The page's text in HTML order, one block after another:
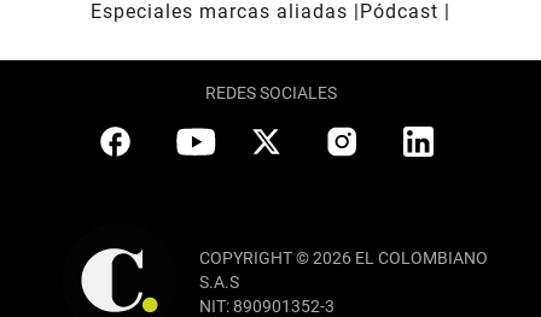
Especiales marcas aliadas
Pódcast
REDES SOCIALES
COPYRIGHT © 2026 EL COLOMBIANO
S.A.S
NIT: 890901352-3